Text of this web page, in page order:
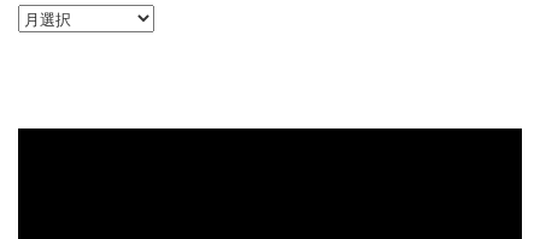
ARCHIVE